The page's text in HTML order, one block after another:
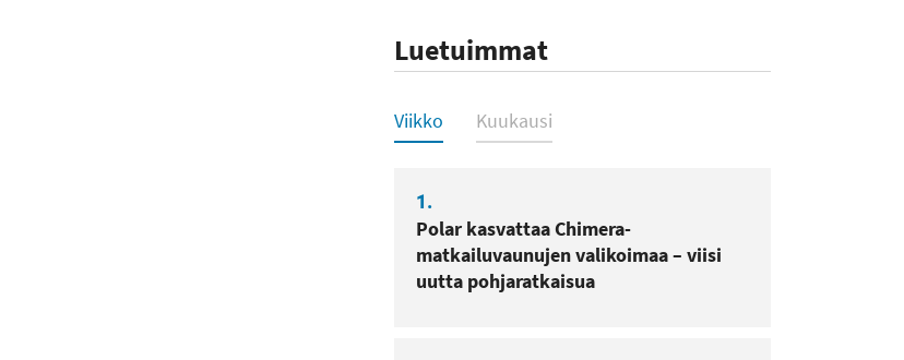
Luetuimmat
Luetuimmat
Viikko Kuukausi
1.
Polar kasvattaa Chimera-
matkailuvaunujen valikoimaa – viisi
uutta pohjaratkaisua